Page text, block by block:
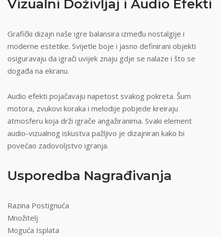
Vizualni Doživljaj i Audio Efekti
Grafički dizajn naše igre balansira između nostalgije i
moderne estetike. Svijetle boje i jasno definirani objekti
osiguravaju da igrači uvijek znaju gdje se nalaze i što se
događa na ekranu.
Audio efekti pojačavaju napetost svakog pokreta. Šum
motora, zvukovi koraka i melodije pobjede kreiraju
atmosferu koja drži igrače angažiranima. Svaki element
audio-vizualnog iskustva pažljivo je dizajniran kako bi
povećao zadovoljstvo igranja.
Usporedba Nagrađivanja
Razina Postignuća
Množitelj
Moguća Isplata